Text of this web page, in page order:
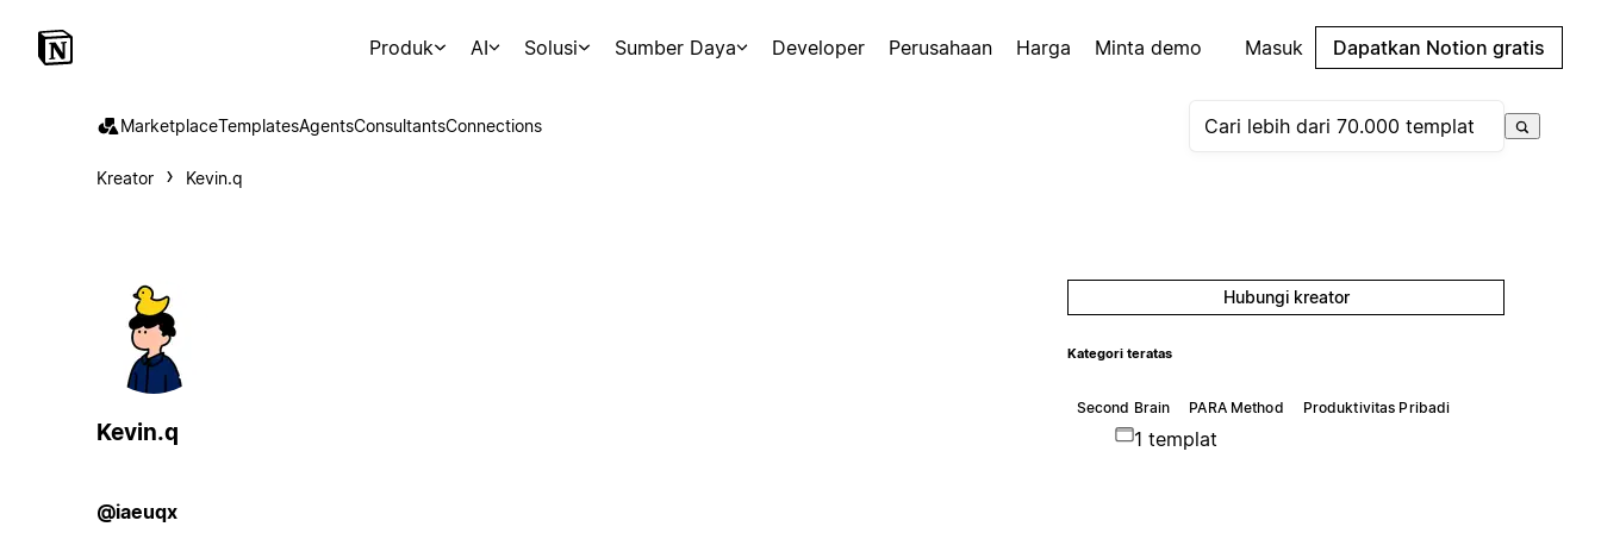
Produk AI Solusi Sumber Daya Developer Perusahaan Harga Minta demo Masuk Dapatkan Notion gratis
MarketplaceTemplatesAgentsConsultantsConnections
Kreator Kevin.q
Kevin.q
@iaeuqx
Hubungi kreator
Kategori teratas
Second Brain PARA Method Produktivitas Pribadi
1 templat